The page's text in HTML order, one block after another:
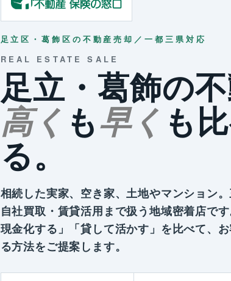
足立区・葛飾区の不動産売却／一都三県対応
REAL ESTATE SALE
足立・葛飾の不
高く も早く も
る。
相続した実家、空き家、土地やマンション
自社買取・賃貸活用まで扱う地域密着店で
現金化する」「貸して活かす」を比べて、
る方法をご提案します。